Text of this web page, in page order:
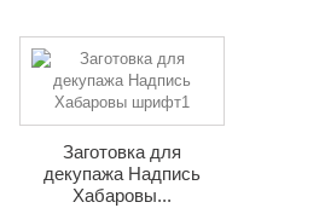
Заготовка для
декупажа Надпись
Хабаровы...